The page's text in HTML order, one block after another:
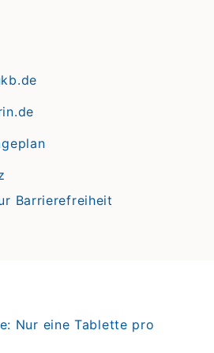
Barrierefreiheit
Nur eine Tablette pro